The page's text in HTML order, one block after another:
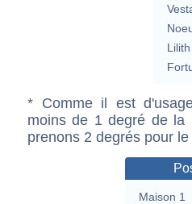
Lilith
* Comme il est
moins de 1 degré de la
prenons 2 degrés pour
Maison 1